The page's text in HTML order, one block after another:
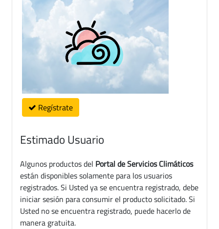
Regístrate
Estimado Usuario
Algunos productos del Portal de Servicios Climáticos
están disponibles solamente para los usuarios
registrados. Si Usted ya se encuentra registrado, debe
iniciar sesión para consumir el producto solicitado. Si
Usted no se encuentra registrado, puede hacerlo de
manera gratuita.